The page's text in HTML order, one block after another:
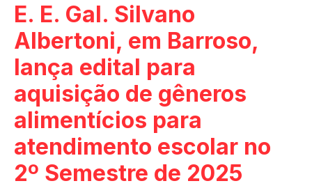
E. E. Gal. Silvano
Albertoni, em Barroso,
lança edital para
aquisição de gêneros
alimentícios para
atendimento escolar no
2º Semestre de 2025